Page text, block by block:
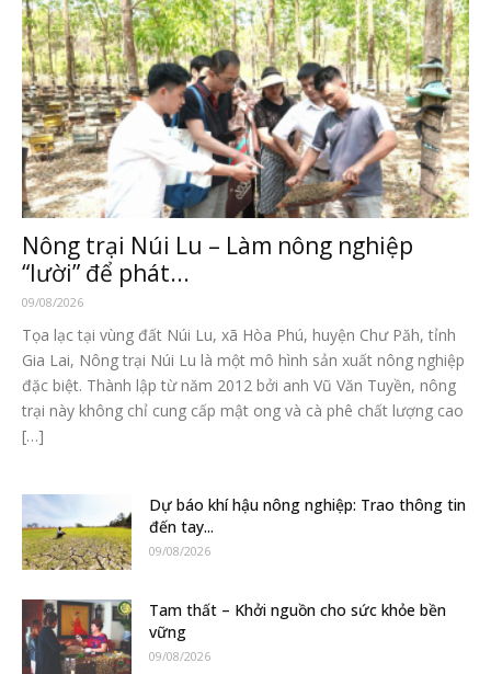
Nông trại Núi Lu – Làm nông nghiệp
“lười” để phát...
09/08/2026
Tọa lạc tại vùng đất Núi Lu, xã Hòa Phú, huyện Chư Păh, tỉnh
Gia Lai, Nông trại Núi Lu là một mô hình sản xuất nông nghiệp
đặc biệt. Thành lập từ năm 2012 bởi anh Vũ Văn Tuyền, nông
trại này không chỉ cung cấp mật ong và cà phê chất lượng cao
[…]
Dự báo khí hậu nông nghiệp: Trao thông tin
đến tay...
09/08/2026
Tam thất – Khởi nguồn cho sức khỏe bền
vững
09/08/2026